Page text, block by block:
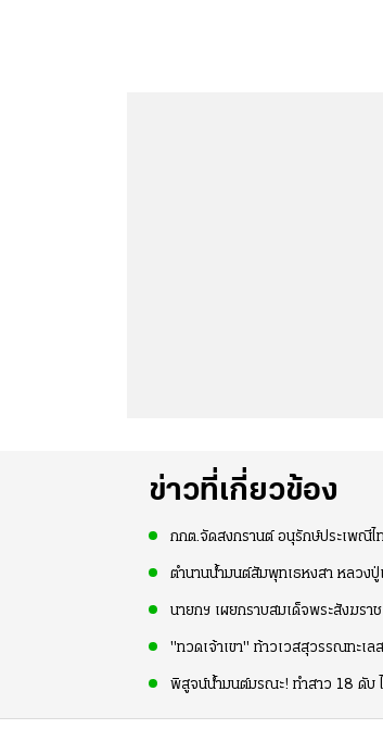
ข่าวที่เกี่ยวข้อง
กกต.จัดสงกรานต์ อนุรักษ์ประเพณี
ตำนานน้ำมนต์สัมพุทเธหงสา หลวง
นายกฯ เผยกราบสมเด็จพระสังฆรา
"ทวดเจ้าเขา" ท้าวเวสสุวรรณทะเ
พิสูจน์น้ำมนต์มรณะ! ทำสาว 18 ดับ